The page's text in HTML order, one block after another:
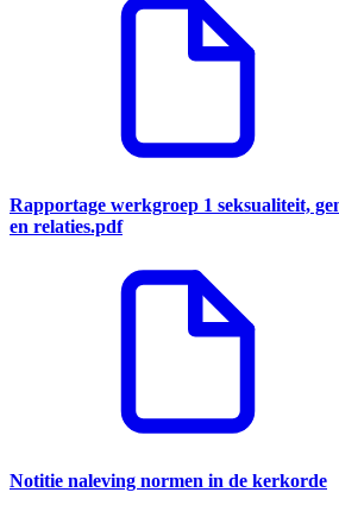
Rapportage werkgroep 1 seksualiteit,
en relaties.pdf
Notitie naleving normen in de kerkorde